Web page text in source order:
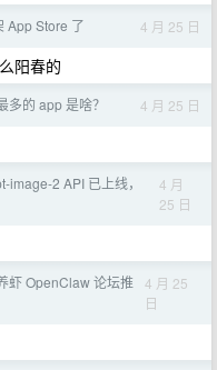
App Store 了 4 月 25 日
阳春的
多的 app 是啥？ 4 月 25 日
image-2 API 已上线，
4 月
25 日
虾 OpenClaw 论坛推
4 月 25
日